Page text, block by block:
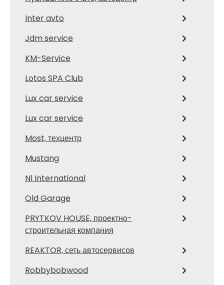
Inter avto
Jdm service
KM-Service
Lotos SPA Club
Lux car service
Lux car service
Most, техцентр
Mustang
Nl International
Old Garage
PRYTKOV HOUSE, проектно-
строительная компания
REAKTOR, сеть автосервисов
Robbybobwood